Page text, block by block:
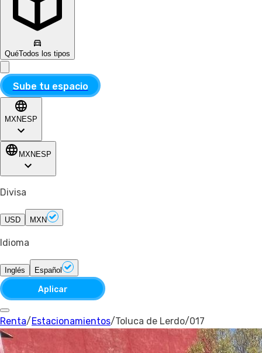
QuéTodos los tipos
Sube tu espacio
MXN ESP
MXN ESP
Divisa
USD MXN
Idioma
Inglés Español
Aplicar
Renta/ Estacionamientos/Toluca de Lerdo/017